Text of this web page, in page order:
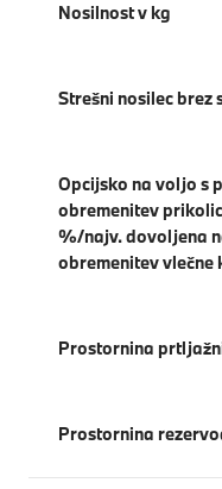
Nosilnost v kg
Strešni nosilec brez
Opcijsko na voljo s
obremenitev
%/najv. dovoljena
obremenitev vlečne
Prostornina
Prostornina